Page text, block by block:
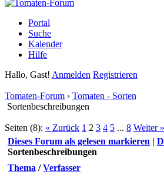
Portal
Suche
Kalender
Hilfe
Hallo, Gast! Anmelden Registrieren
Tomaten-Forum › Tomaten - Sorten
Sortenbeschreibungen
Seiten (8): « Zurück 1 2 3 4 5 ... 8 Weiter »
Dieses Forum als gelesen markieren |
Sortenbeschreibungen
Thema /Verfasser